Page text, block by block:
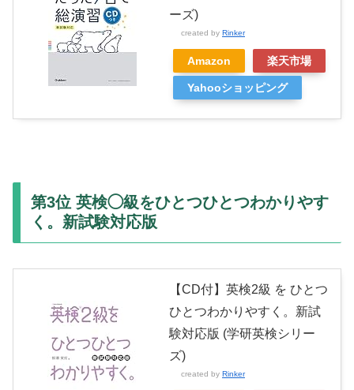
ーズ)
created by Rinker
Amazon 楽天市場
Yahooショッピング
第3位 英検◯級をひとつひとつわかりやす
く。新試験対応版
【CD付】英検2級 を ひとつ
ひとつわかりやすく。新試
験対応版 (学研英検シリー
ズ)
created by Rinker